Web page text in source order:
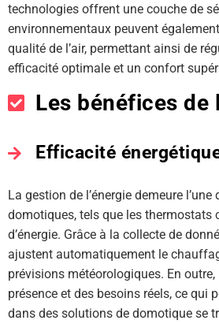
technologies offrent une couche de
environnementaux peuvent
qualité de l’air, permettant ainsi de
efficacité optimale et un confort
Les bénéfices
Efficacité
La gestion de l’énergie demeure
domotiques, tels que les
d’énergie. Grâce à la collecte de
ajustent automatiquement le
prévisions météorologiques. En
présence et des besoins réels, ce qui
dans des solutions de domotique se